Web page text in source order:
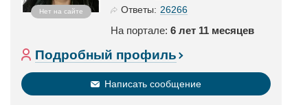
Нет на сайте
Ответы: 26266
На портале: 6 лет 11 месяцев
Подробный профиль
Написать сообщение